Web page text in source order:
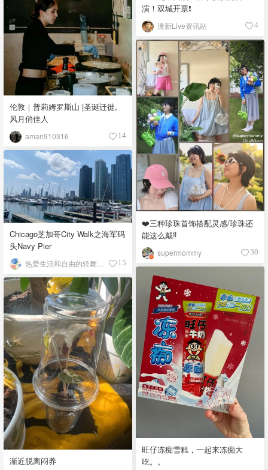
演！双城开票❗️
澳新Live资讯站 4
伦敦｜普莉姆罗斯山 |圣诞迁徙,
风月俏佳人
aman910316 14
❤️三种珍珠首饰搭配灵感/珍珠还
能这么戴‼️
supermommy 30
Chicago芝加哥City Walk之海军码
头Navy Pier
15
旺仔冻痴雪糕，一起来冻痴大
吃。。
渐近脱离闷养